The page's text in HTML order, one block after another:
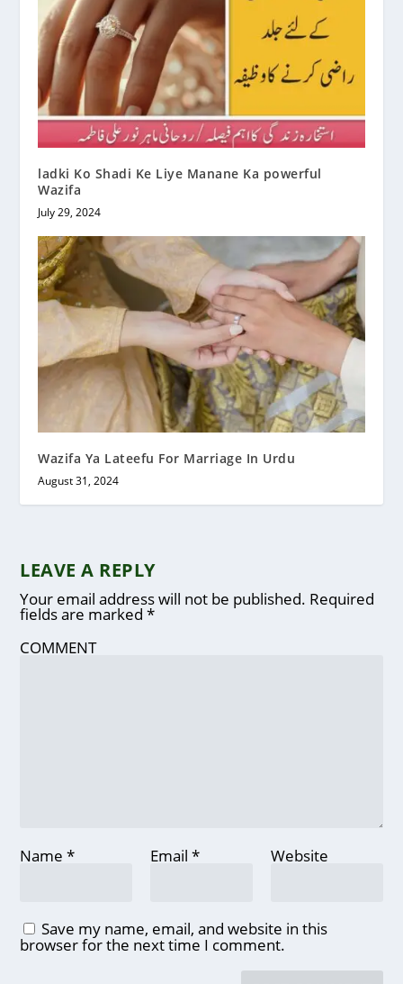
ladki Ko Shadi Ke Liye Manane Ka powerful
Wazifa
July 29, 2024
Wazifa Ya Lateefu For Marriage In Urdu
August 31, 2024
LEAVE A REPLY
Your email address will not be published. Required
fields are marked*
COMMENT
Name* Email * Website
Save my name, email, and website in this
browser for the next time I comment.